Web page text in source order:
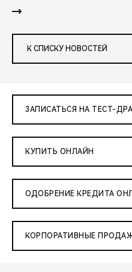
К СПИСКУ НОВОСТЕЙ
ЗАПИСАТЬСЯ НА ТЕСТ-
КУПИТЬ ОНЛАЙН
ОДОБРЕНИЕ КРЕДИТА
КОРПОРАТИВНЫЕ